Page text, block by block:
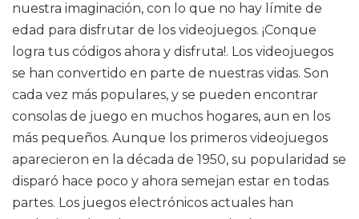
nuestra imaginación, con lo que no hay límite de
edad para disfrutar de los videojuegos. ¡Conque
logra tus códigos ahora y disfruta!. Los videojuegos
se han convertido en parte de nuestras vidas. Son
cada vez más populares, y se pueden encontrar
consolas de juego en muchos hogares, aun en los
más pequeños. Aunque los primeros videojuegos
aparecieron en la década de 1950, su popularidad se
disparó hace poco y ahora semejan estar en todas
partes. Los juegos electrónicos actuales han